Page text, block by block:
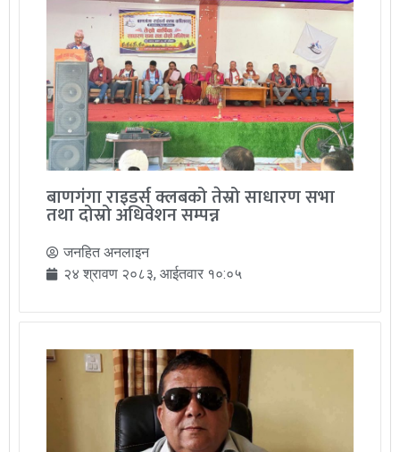
बाणगंगा राइडर्स क्लबको तेस्रो साधारण सभा
तथा दोस्रो अधिवेशन सम्पन्न
जनहित अनलाइन
२४ श्रावण २०८३, आईतवार १०:०५